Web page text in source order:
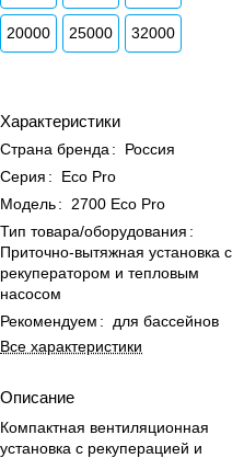
20000 25000 32000
Характеристики
Страна бренда :
Россия
Серия :
Eco Pro
Модель:
2700 Eco Pro
Тип товара/оборудования :
Приточно-вытяжная установка с
рекуператором и тепловым
насосом
Рекомендуем :
для бассейнов
Все характеристики
Описание
Компактная вентиляционная
установка с рекуперацией и